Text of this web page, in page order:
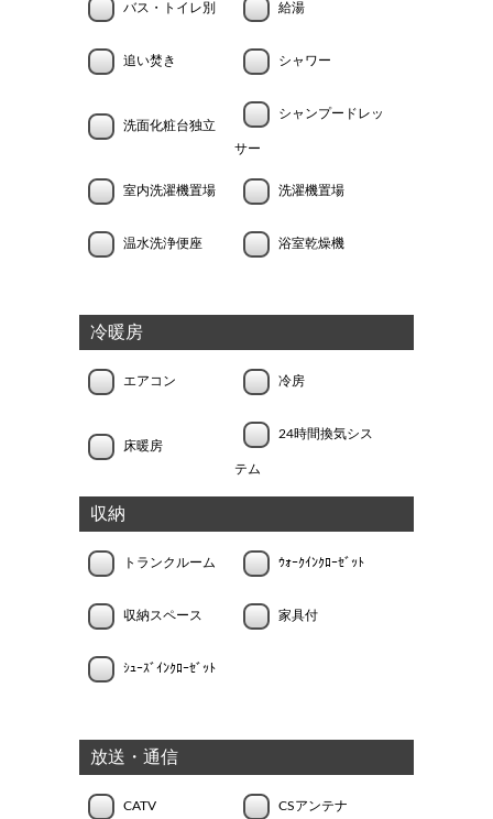
バス・トイレ別 給湯
追い焚き シャワー
洗面化粧台独立
シャンプードレッ
サー
室内洗濯機置場 洗濯機置場
温水洗浄便座 浴室乾燥機
冷暖房
エアコン 冷房
床暖房
24時間換気シス
テム
収納
トランクルーム ｳｫｰｸｲﾝｸﾛｰｾﾞｯﾄ
収納スペース 家具付
ｼｭｰｽﾞｲﾝｸﾛｰｾﾞｯﾄ
放送・通信
CATV CSアンテナ